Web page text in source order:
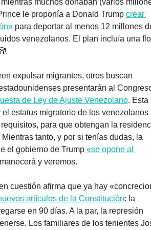
le proponía a Donald Trump crear
para deportar al menos 12 millones
venezolanos. El plan incluía una
.
expulsar migrantes, otros buscan
presentarán al
de Ley de Ajuste Venezolano. Esta
estatus migratorio de los venezolanos
para que obtengan la
tanto, y por si tenías dudas, la
el gobierno de Trump «se opone al
y veremos.
cuestión afirma que ya hay
artículos de la Constitución: la
en 90 días. A la par, la represión
Los familiares de los tenientes